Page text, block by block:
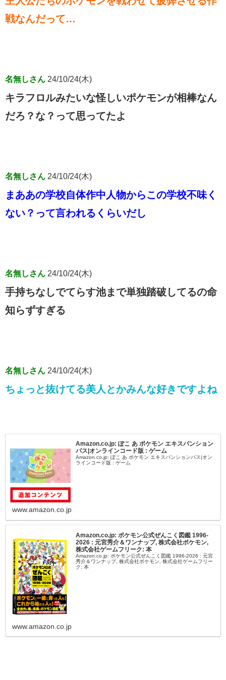
戦なんだって…
名無しさん 24/10/24(木)
キラフロルみたいな怪しいポケモンが相棒なん
だろ？な？って思ってたよ
名無しさん 24/10/24(木)
まああの学校自体作中人物からこの学校不味く
ない？って言われるくらいだし
名無しさん 24/10/24(木)
手持ちなしでてらす池まで単独踏破してるの命
知らずすぎる
名無しさん 24/10/24(木)
ちょっと抜けてる美人とかみんな好きですよね
Amazon.co.jp: ぽこ あ ポケモン エキスパンション
パス|オンラインコード版 : ゲーム
Amazon.co.jp: ぽこ あ ポケモン エキスパンションパス|オン
ラインコード版 : ゲーム
www.amazon.co.jp
Amazon.co.jp: ポケモン公式ぜんこく図鑑 1996-
2026 : 元宮秀介＆ワンナップ, 株式会社ポケモン,
株式会社ゲームフリーク: 本
Amazon.co.jp: ポケモン公式ぜんこく図鑑 1996-2026 : 元宮
秀介＆ワンナップ, 株式会社ポケモン, 株式会社ゲームフリー
ク: 本
www.amazon.co.jp